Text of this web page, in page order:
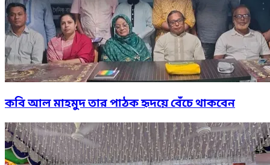
কবি আল মাহমুদ তার পাঠক হৃদয়ে বেঁচে থাকবেন